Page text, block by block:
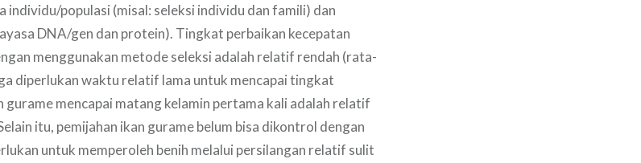
individu/populasi (misal: seleksi individu dan famili) dan
DNA/gen dan protein). Tingkat perbaikan kecepatan
menggunakan metode seleksi adalah relatif rendah (rata-
diperlukan waktu relatif lama untuk mencapai tingkat
mencapai matang kelamin pertama kali adalah relatif
itu, pemijahan ikan gurame belum bisa dikontrol dengan
untuk memperoleh benih melalui persilangan relatif sulit